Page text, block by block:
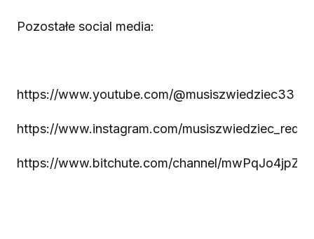
Pozostałe social media:
https://www.youtube.com/@musiszwiedziec33
https://www.instagram.com/
https://www.bitchute.com/channel/